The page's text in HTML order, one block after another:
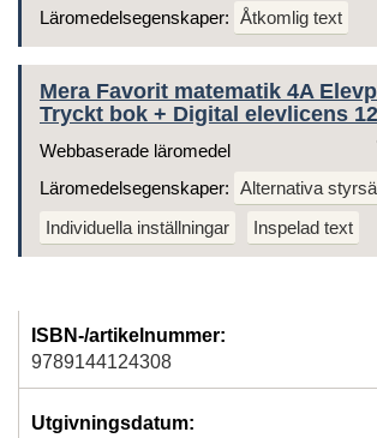
Läromedelsegenskaper: Åtkomlig text
Mera Favorit matematik 4A
Tryckt bok + Digital elevlicens
Webbaserade läromedel
Läromedelsegenskaper: Alternativa
Individuella inställningar
Inspelad text
ISBN-/artikelnummer:
9789144124308
Utgivningsdatum: